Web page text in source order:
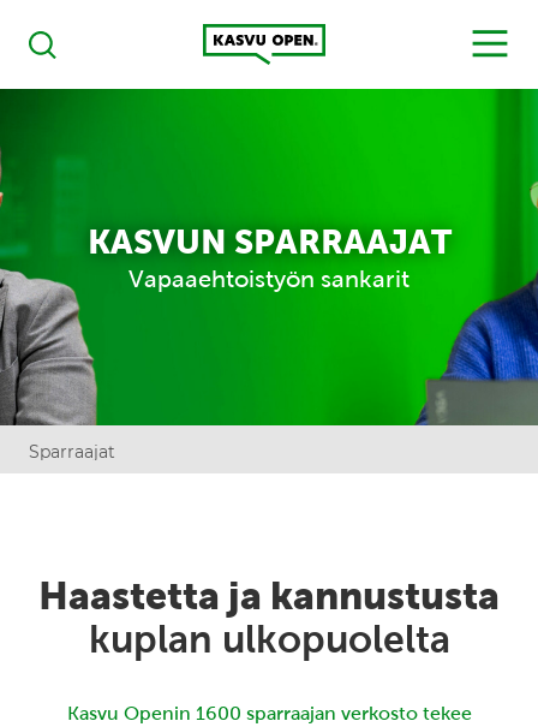
Haku
Kasvu Open
MENU
KASVUN SPARRAAJAT
Vapaaehtoistyön sankarit
Sparraajat
Haastetta ja kannustusta
kuplan ulkopuolelta
Kasvu Openin 1600 sparraajan verkosto tekee